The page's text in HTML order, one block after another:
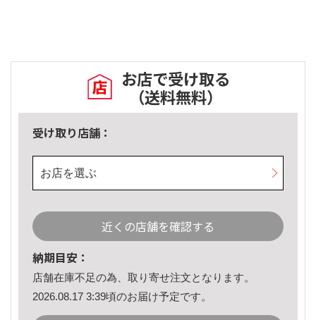
お店で受け取る
（送料無料）
受け取り店舗：
お店を選ぶ
近くの店舗を確認する
納期目安：
店舗在庫不足の為、取り寄せ注文となります。
2026.08.17 3:39頃のお届け予定です。